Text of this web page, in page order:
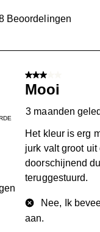
Beoordelingen
3 van 5 sterren.
Mooi
3 maanden
Het kleur is erg
jurk valt groot uit
doorschijnend
teruggestuurd.
Nee, Ik
aan.